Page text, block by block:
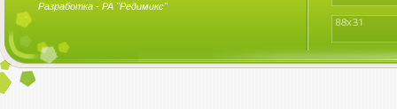
Разработка - РА "Редимикс"